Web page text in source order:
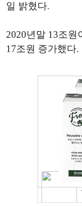
일 밝혔다.
2020년말 13조원
17조원 증가했다.